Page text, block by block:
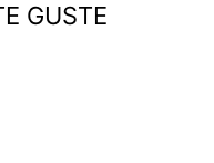
GUSTE